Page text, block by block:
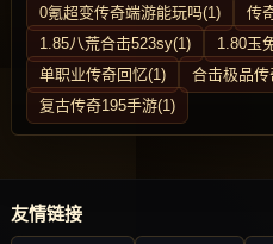
0氪超变传奇端游能玩吗(1)
传
1.85八荒合击523sy(1)
1.80玉
单职业传奇回忆(1)
合击极品传
复古传奇195手游(1)
友情链接